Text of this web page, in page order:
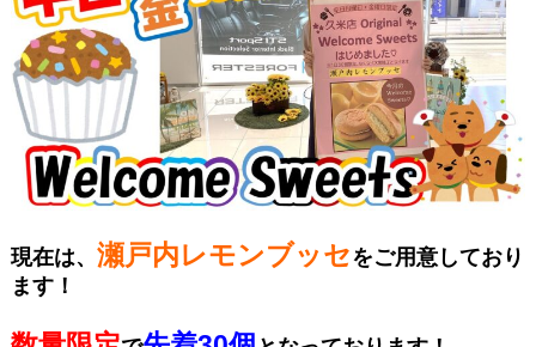
現在は、 瀬戸内レモンブッセをご用意しており
ます！